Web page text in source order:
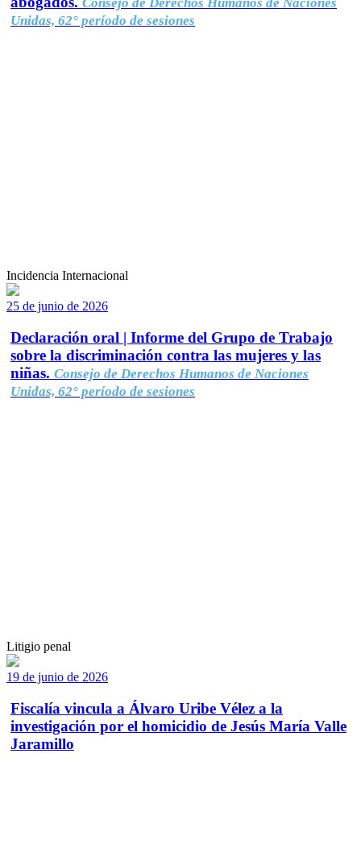
Unidas, 62° período de sesiones
Incidencia Internacional
25 de junio de 2026
Declaración oral | Informe del Grupo de Trabajo
sobre la discriminación contra las mujeres y las
niñas. Consejo de Derechos Humanos de Naciones
Unidas, 62° período de sesiones
Litigio penal
19 de junio de 2026
Fiscalía vincula a Álvaro Uribe Vélez a la
investigación por el homicidio de Jesús María Valle
Jaramillo